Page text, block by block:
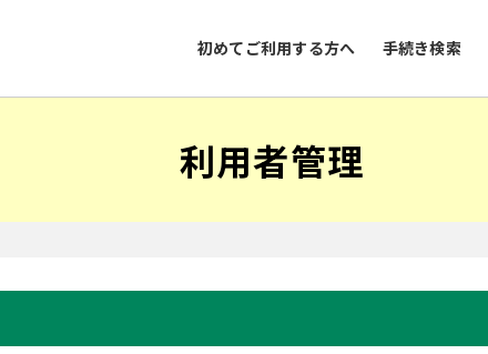
初めてご利用する方へ 手続き検索
利用者管理